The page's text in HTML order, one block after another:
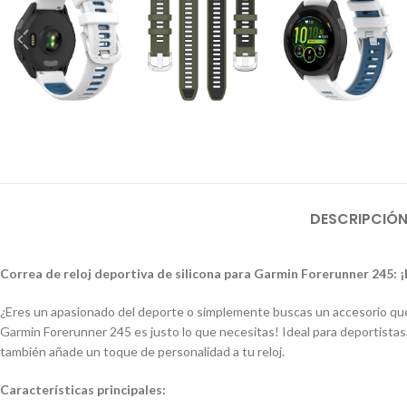
DESCRIPCIÓN
Correa de reloj deportiva de silicona para Garmin Forerunner 245:
¿Eres un apasionado del deporte o simplemente buscas un accesorio
Garmin Forerunner 245 es justo lo que necesitas! Ideal para
también añade un toque de personalidad a tu reloj.
Características principales: